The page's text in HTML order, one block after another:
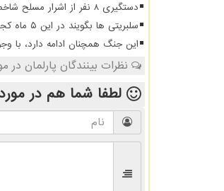
دستگیری 8 نفر از اشرار مسلح شاخص و مرتبطین گروهک های تروریستی
سلبریتی ها بگویند در این ۵ ماه کجا بودند که با آمریکا همصدا شدند
این جنگ همچنان ادامه دارد، با
نظرات بینندگان پارلمان در
لطفا شما هم در